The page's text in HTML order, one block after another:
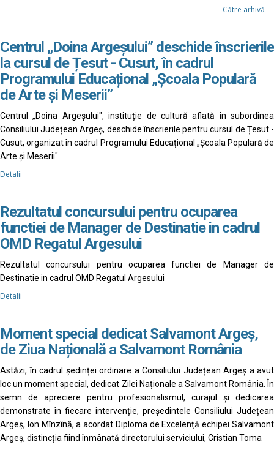
Către arhivă
Centrul „Doina Argeșului” deschide înscrierile
la cursul de Țesut - Cusut, în cadrul
Programului Educațional „Școala Populară
de Arte și Meserii”
Centrul „Doina Argeșului", instituție de cultură aflată în subordinea
Consiliului Județean Argeș, deschide înscrierile pentru cursul de Țesut -
Cusut, organizat în cadrul Programului Educațional „Școala Populară de
Arte și Meserii".
Detalii
Rezultatul concursului pentru ocuparea
functiei de Manager de Destinatie in cadrul
OMD Regatul Argesului
Rezultatul concursului pentru ocuparea functiei de Manager de
Destinatie in cadrul OMD Regatul Argesului
Detalii
Moment special dedicat Salvamont Argeș,
de Ziua Națională a Salvamont România
Astăzi, în cadrul ședinței ordinare a Consiliului Județean Argeș a avut
loc un moment special, dedicat Zilei Naționale a Salvamont România. În
semn de apreciere pentru profesionalismul, curajul și dedicarea
demonstrate în fiecare intervenție, președintele Consiliului Județean
Argeș, Ion Mînzînă, a acordat Diploma de Excelență echipei Salvamont
Argeș, distincția fiind înmânată directorului serviciului, Cristian Toma